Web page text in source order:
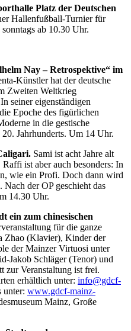
Platz der Deutschen
Hallenfußball-Turnier für
ab 10.30 Uhr.
Nay – Retrospektive“ im
Künstler hat der deutsche
Zweiten Weltkrieg
seiner eigenständigen
Epoche des figürlichen
in die gestische
Jahrhunderts. Um 14 Uhr.
Sami ist acht Jahre alt
ist aber auch besonders: In
wie ein Profi. Doch dann wird
der OP geschieht das
14.30 Uhr.
ein zum chinesischen
für die ganze
Zhao (Klavier), Kinder der
der Mainzer Virtuosi unter
Jakob Schläger (Tenor) und
Veranstaltung ist frei.
erhältlich unter: info@gdcf-
unter: www.gdcf-mainz-
Mainz, Große